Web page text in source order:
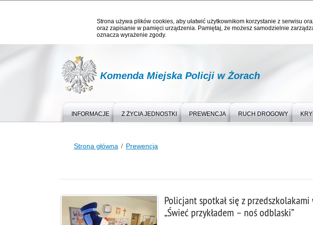
Strona używa plików cookies, aby ułatwić użytkownikom korzystanie z serwisu
oraz zapisanie w pamięci urządzenia. Pamiętaj, że możesz samodzielnie
oznacza wyrażenie zgody.
Komenda Miejska Policji w Żorach
INFORMACJE Z ŻYCIA JEDNOSTKI PREWENCJA RUCH DROGOWY
Strona główna Prewencja
Policjant spotkał się z
„Świeć przykładem – noś odblaski”